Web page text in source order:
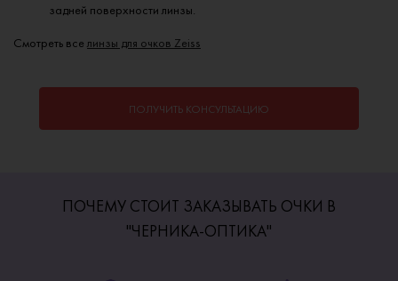
задней поверхности линзы.
Смотреть все линзы для очков Zeiss
ПОЛУЧИТЬ КОНСУЛЬТАЦИЮ
ПОЧЕМУ СТОИТ ЗАКАЗЫВАТЬ ОЧКИ В
"ЧЕРНИКА-ОПТИКА"